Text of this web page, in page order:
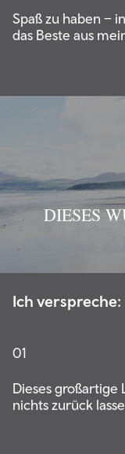
Spaß zu haben –
das Beste aus
DIESES
Ich verspreche:
01
Dieses großartige
nichts zurück